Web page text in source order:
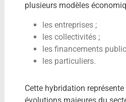
plusieurs modèles
les entreprises ;
les collectivités ;
les financements
les particuliers.
Cette hybridation